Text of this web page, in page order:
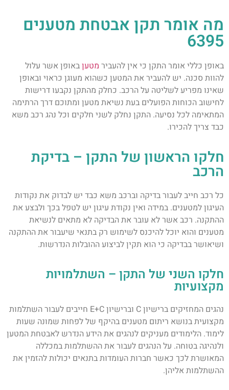
מה אומר תקן אבטחת מטענים
6395
באופן כללי אומר התקן כי אין להעביר מטעןבאופן אשר עלול
להוות סכנה. יש להעביר את המטען כשהוא מעוגן כראוי ובאופן
שאינו מפריע לשליטה על הרכב. כחלק מהתקן נקבעו דרישות
לחישוב הכוחות הפועלים בעת נשיאת מטען ומתוכם דרך הרתימה
המתאימה לכל נסיעה. התקן נחלק לשני חלקים וכל נהג רכב משא
כבד צריך להכירו.
חלקו הראשון של התקן – בדיקת
הרכב
כל רכב חייב לעבור בדיקה וברכב משא כבד יש לבדוק את נקודות
העיגון למטענים. במידה ואין נקודת עיגון יש לטפל בכך ולבצע את
ההתקנה. רכב אשר לא עובר את הבדיקה לא מתאים לנשיאת
מטענים והוא יוכל להיכנס לשימוש רק בתנאי שיעבור את ההתקנה
ושיאושר בבדיקה כי הוא תקין לביצוע ההובלות הנדרשות.
חלקו השני של התקן – השתלמויות
מקצועיות
נהגים המחזיקים ברישיון C וברישיון E+C חייבים לעבור השתלמות
מקצועית בנושא ריתום מטענים בהיקף של לפחות שמונה שעות
לימוד. הלימודים מעניקים לנהגים את הידע הנדרש לאבטחת המטען
ולנהיגה בטוחה. על הנהגים לעבור את ההשתלמות במכללה
המאושרת לכך כאשר חברות העומדות בתנאים יכולות להזמין את
ההשתלמות אליהן.